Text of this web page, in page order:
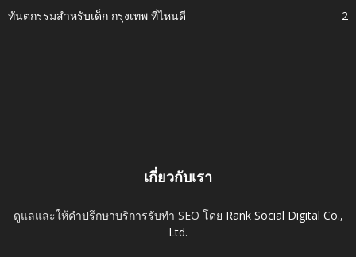
ทันตกรรมสำหรับเด็ก กรุงเทพ ที่ไหนดี
2
เกี่ยวกับเรา
ดูแลและให้คำปรึกษาบริการรับทำ SEO โดย Rank Social Digital Co.,
Ltd.